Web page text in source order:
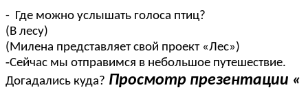
- Где можно услышать голоса птиц?
(В лесу)
(Милена представляет свой проект «Лес»)
-Сейчас мы отправимся в небольшое путешествие.
Догадались куда? Просмотр презентации «